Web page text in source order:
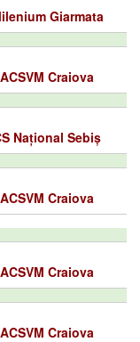
Giarmata
ACSVM Craiova
Național Sebiș
ACSVM Craiova
ACSVM Craiova
ACSVM Craiova